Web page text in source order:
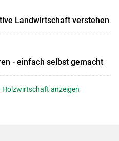
Landwirtschaft verstehen
- einfach selbst gemacht
Holzwirtschaft anzeigen